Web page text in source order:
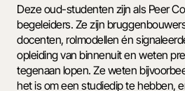
Deze oud-studenten zijn als Peer
begeleiders. Ze zijn
docenten, rolmodellen én
opleiding van binnenuit en weten
tegenaan lopen. Ze weten
het is om een studiedip te hebben,